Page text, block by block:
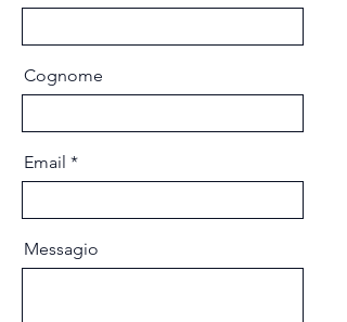
Cognome
Email
Messagio